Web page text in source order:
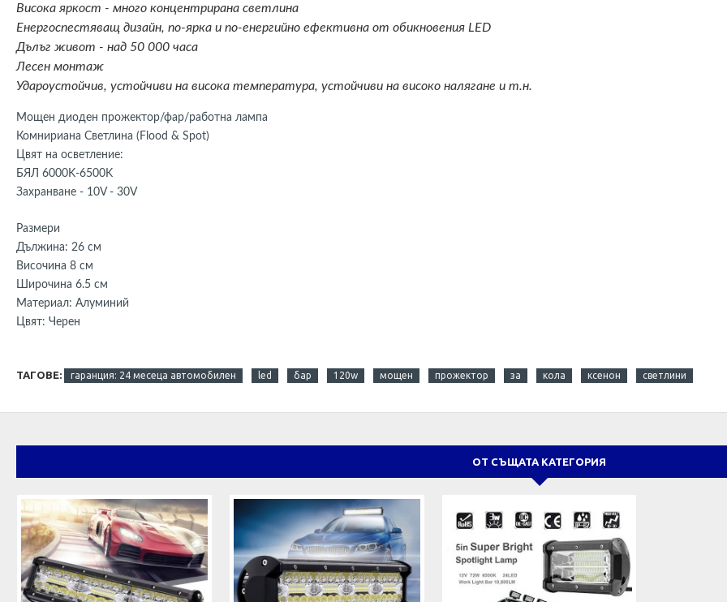
Висока яркост - много концентрирана светлина
Енергоспестяващ дизайн, по-ярка и по-енергийно ефективна от обикновения LED
Дълъг живот - над 50 000 часа
Лесен монтаж
Удароустойчив, устойчиви на висока температура, устойчиви на високо налягане и т.н.
Мощен диоден прожектор/фар/работна лампа
Комнириана Светлина (Flood & Spot)
Цвят на осветление:
БЯЛ 6000K-6500K
Захранване - 10V - 30V
Размери
Дължина: 26 см
Височина 8 см
Широчина 6.5 см
Материал: Алуминий
Цвят: Черен
ТАГОВЕ: гаранция: 24 месеца автомобилен led бар 120w мощен прожектор за кола ксенон светлини
ОТ СЪЩАТА КАТЕГОРИЯ